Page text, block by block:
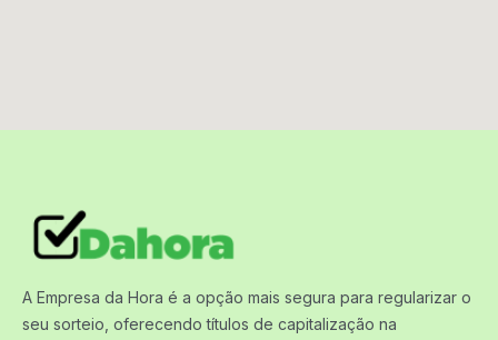
A Empresa da Hora é a opção mais segura para regularizar o
seu sorteio, oferecendo títulos de capitalização na